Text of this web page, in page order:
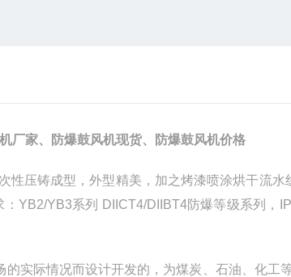
厂家、防爆鼓风机现货、防爆鼓风机价格
性压铸成型，外型精美，加之烤漆喷涂烘干流
YB2/YB3系列 DIICT4/DIIBT4防爆等级系列，
实际情况而设计开发的，为煤炭、石油、化工